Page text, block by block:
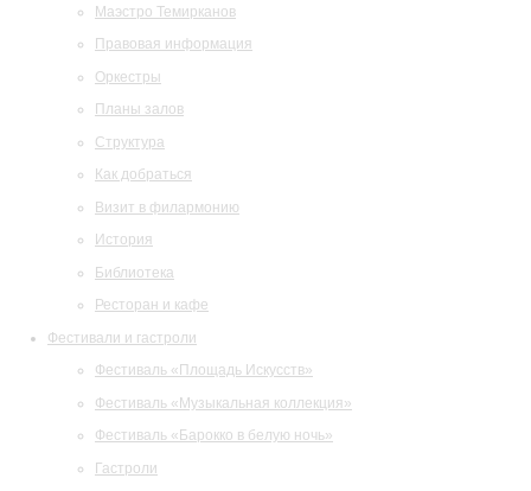
Маэстро Темирканов
Правовая информация
Оркестры
Планы залов
Структура
Как добраться
Визит в филармонию
История
Библиотека
Ресторан и кафе
Фестивали и гастроли
Фестиваль «Площадь Искусств»
Фестиваль «Музыкальная коллекция»
Фестиваль «Барокко в белую ночь»
Гастроли